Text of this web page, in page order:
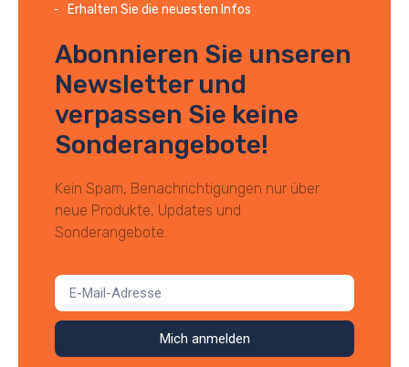
Erhalten Sie die neuesten Infos
Abonnieren Sie unseren
Newsletter und
verpassen Sie keine
Sonderangebote!
Kein Spam, Benachrichtigungen nur über
neue Produkte, Updates und
Sonderangebote.
Mich anmelden